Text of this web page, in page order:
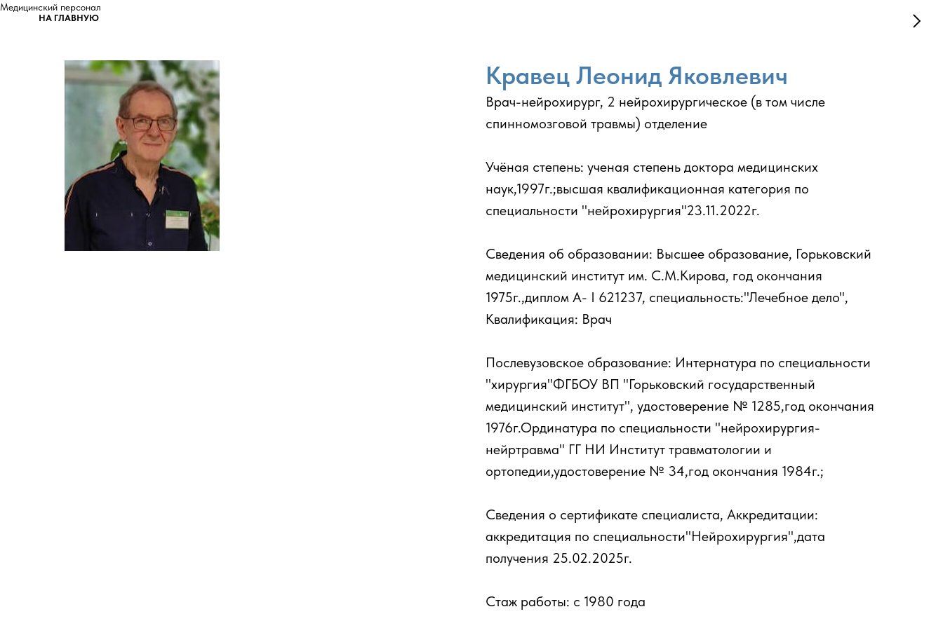
Медицинский персонал
Кравец Леонид Яковлевич
Врач-нейрохирург, 2 нейрохирургическое (в том числе
спинномозговой травмы) отделение
Учёная степень: ученая степень доктора медицинских
наук,1997г.;высшая квалификационная категория по
специальности "нейрохирургия"23.11.2022г.
Сведения об образовании: Высшее образование, Горьковский
медицинский институт им. С.М.Кирова, год окончания
1975г.,диплом А- I 621237, специальность:"Лечебное дело",
Квалификация: Врач
Послевузовское образование: Интернатура по специальности
"хирургия"ФГБОУ ВП "Горьковский государственный
медицинский институт", удостоверение № 1285,год окончания
1976г.Ординатура по специальности "нейрохирургия-
нейртравма" ГГ НИ Институт травматологии и
ортопедии,удостоверение № 34,год окончания 1984г.;
Сведения о сертификате специалиста, Аккредитации:
аккредитация по специальности"Нейрохирургия",дата
получения 25.02.2025г.
Стаж работы: с 1980 года
НА ГЛАВНУЮ